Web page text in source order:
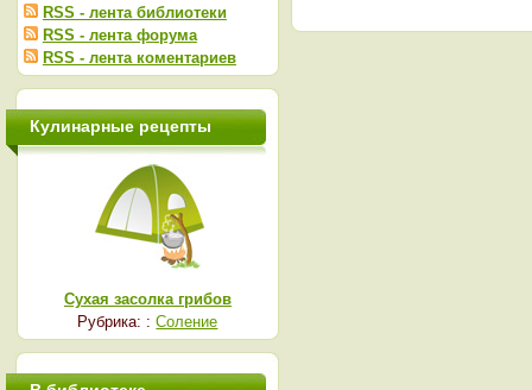
RSS - лента библиотеки
RSS - лента форума
RSS - лента коментариев
Кулинарные рецепты
Сухая засолка грибов
Рубрика: :Соление